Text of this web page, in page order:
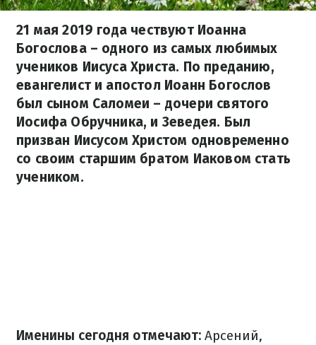
21 мая 2019 года чествуют Иоанна
Богослова – одного из самых любимых
учеников Иисуса Христа. По преданию,
евангелист и апостол Иоанн Богослов
был сыном Саломеи – дочери святого
Иосифа Обручника, и Зеведея. Был
призван Иисусом Христом одновременно
со своим старшим братом Иаковом стать
учеником.
Именины сегодня отмечают: Арсений,